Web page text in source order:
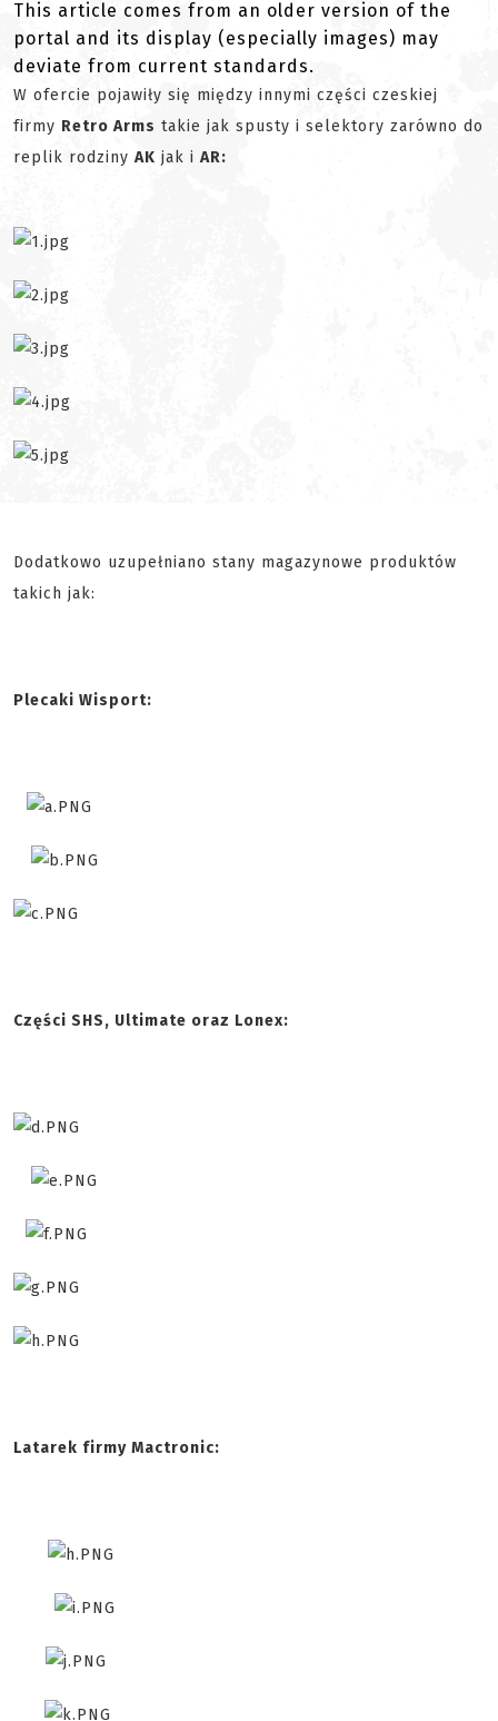
This article comes from an older version of the
portal and its display (especially images) may
deviate from current standards.
W ofercie pojawiły się między innymi części czeskiej
firmy Retro Arms takie jak spusty i selektory zarówno do
replik rodziny AK jak i AR:
Dodatkowo uzupełniano stany magazynowe produktów
takich jak:
Plecaki Wisport:
Części SHS, Ultimate oraz Lonex:
Latarek firmy Mactronic: